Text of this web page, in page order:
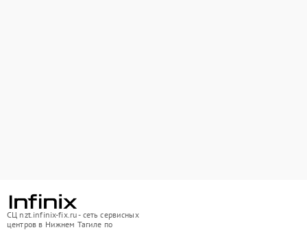
СЦ nzt.infinix-fix.ru - сеть сервисных
центров в Нижнем Тагиле по